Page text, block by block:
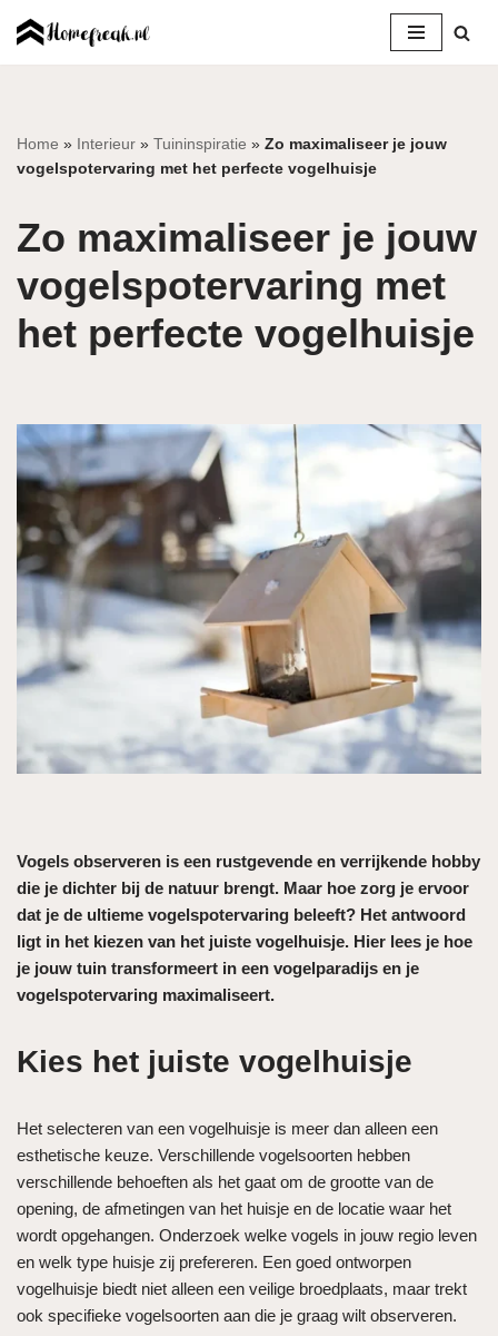
inhoud
Home » Interieur » Tuininspiratie » Zo maximaliseer je jouw
vogelspotervaring met het perfecte vogelhuisje
Zo maximaliseer je jouw
vogelspotervaring met
het perfecte vogelhuisje
Vogels observeren is een rustgevende en verrijkende hobby
die je dichter bij de natuur brengt. Maar hoe zorg je ervoor
dat je de ultieme vogelspotervaring beleeft? Het antwoord
ligt in het kiezen van het juiste vogelhuisje. Hier lees je hoe
je jouw tuin transformeert in een vogelparadijs en je
vogelspotervaring maximaliseert.
Kies het juiste vogelhuisje
Het selecteren van een vogelhuisje is meer dan alleen een
esthetische keuze. Verschillende vogelsoorten hebben
verschillende behoeften als het gaat om de grootte van de
opening, de afmetingen van het huisje en de locatie waar het
wordt opgehangen. Onderzoek welke vogels in jouw regio leven
en welk type huisje zij prefereren. Een goed ontworpen
vogelhuisje biedt niet alleen een veilige broedplaats, maar trekt
ook specifieke vogelsoorten aan die je graag wilt observeren.